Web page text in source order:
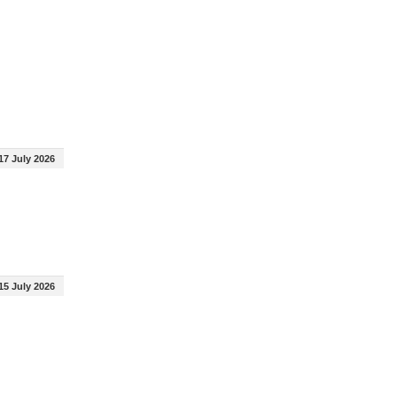
July 2026
July 2026